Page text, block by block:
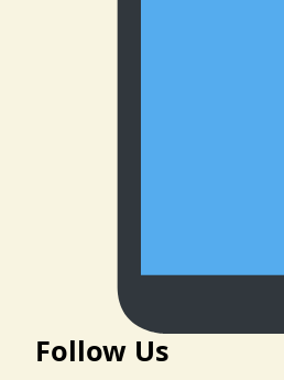
Follow Us